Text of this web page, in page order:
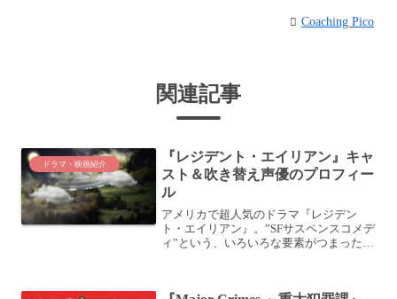
Coaching Pico
関連記事
ドラマ・映画紹介
『レジデント・エイリアン』キャ
スト＆吹き替え声優のプロフィー
ル
アメリカで超人気のドラマ『レジデン
ト・エイリアン』。”SFサスペンスコメデ
ィ”という、いろいろな要素がつまったド